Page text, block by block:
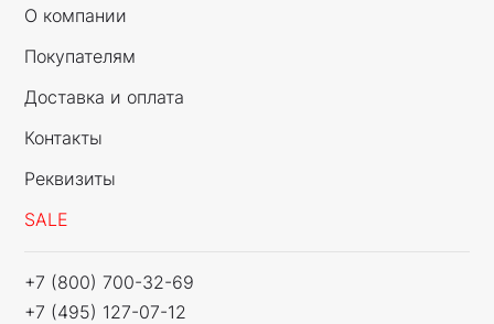
О компании
Покупателям
Доставка и оплата
Контакты
Реквизиты
SALE
+7 (800) 700-32-69
+7 (495) 127-07-12